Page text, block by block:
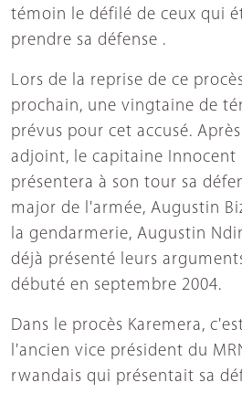
témoin le défilé de ceux qui
prendre sa défense .
Lors de la reprise de ce
prochain, une vingtaine de
prévus pour cet accusé.
adjoint, le capitaine Innocent
présentera à son tour sa
major de l'armée, Augustin
la gendarmerie, Augustin
déjà présenté leurs
débuté en septembre 2004.
Dans le procès Karemera,
l'ancien vice président du
rwandais qui présentait sa